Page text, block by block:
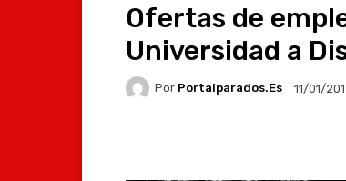
Ofertas de
Universidad a
Por Portalparados.es 11/01/